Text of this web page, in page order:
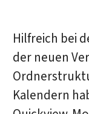
Hilfreich bei
der neuen
Kalendern